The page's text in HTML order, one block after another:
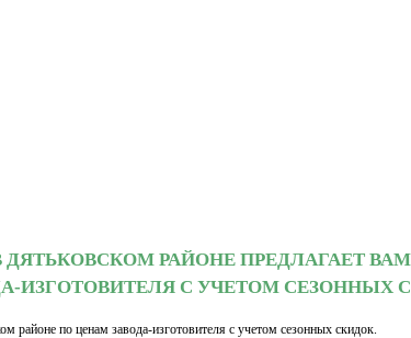
ДЯТЬКОВСКОМ РАЙОНЕ ПРЕДЛАГАЕТ
ИЗГОТОВИТЕЛЯ С УЧЕТОМ СЕЗОННЫХ
по ценам завода-изготовителя с учетом сезонных скидок.